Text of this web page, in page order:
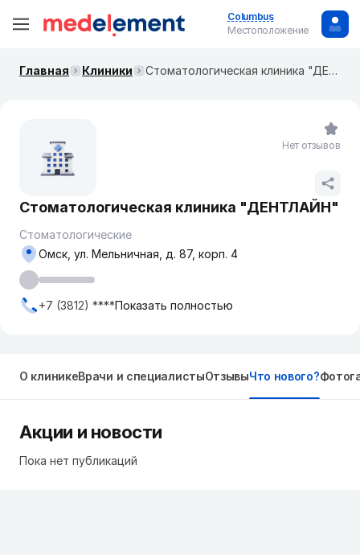
Columbus
Местоположение
Главная Клиники Стоматологическая клиника "ДЕНТЛАЙН"
Стоматологическая клиника "ДЕНТЛАЙН"
Стоматологические
Омск, ул. Мельничная, д. 87, корп. 4
+7 (3812) ****Показать полностью
Нет отзывов
О клиникеВрачи и специалистыОтзывыЧто нового?
Акции и новости
Пока нет публикаций